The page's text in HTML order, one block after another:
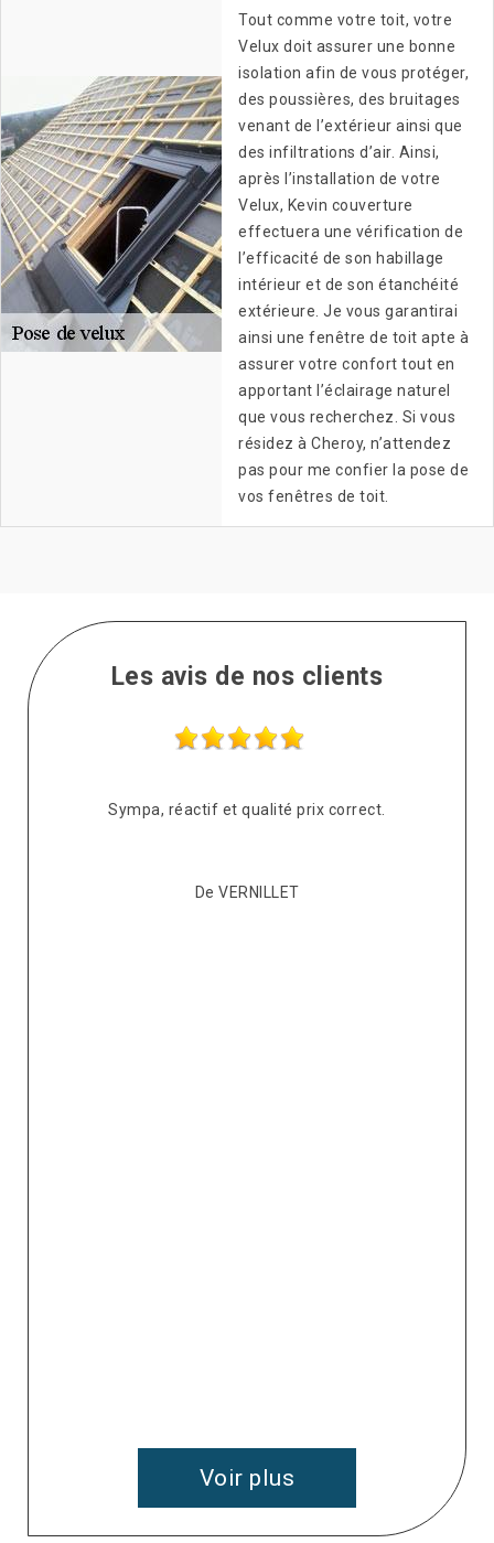
Tout comme votre toit, votre
Velux doit assurer une bonne
isolation afin de vous protéger,
des poussières, des bruitages
venant de l’extérieur ainsi que
des infiltrations d’air. Ainsi,
après l’installation de votre
Velux, Kevin couverture
effectuera une vérification de
l’efficacité de son habillage
intérieur et de son étanchéité
extérieure. Je vous garantirai
ainsi une fenêtre de toit apte à
assurer votre confort tout en
apportant l’éclairage naturel
que vous recherchez. Si vous
résidez à Cheroy, n’attendez
pas pour me confier la pose de
vos fenêtres de toit.
Les avis de nos clients
Sympa, réactif et qualité prix correct.
De VERNILLET
Voir plus